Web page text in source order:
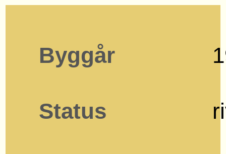
Byggår
Status